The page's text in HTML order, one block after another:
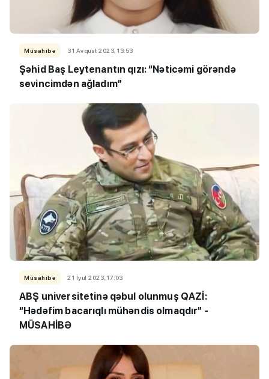
Müsahibə 31 Avqust 2023, 13:53
Şəhid Baş Leytenantın qızı: “Nəticəmi görəndə
sevincimdən ağladım”
Müsahibə 21 İyul 2023, 17:03
ABŞ universitetinə qəbul olunmuş QAZİ:
“Hədəfim bacarıqlı mühəndis olmaqdır” -
MÜSAHİBƏ